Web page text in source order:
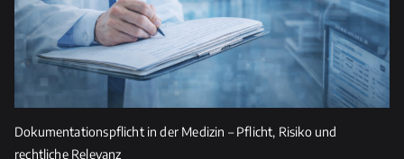
Verantwortung
Dokumentationspflicht in der Medizin – Pflicht, Risiko und
rechtliche Relevanz